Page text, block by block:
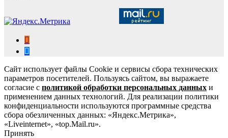
Сайт использует файлы Cookie и сервисы сбора технических
параметров посетителей. Пользуясь сайтом, вы выражаете
согласие с политикой обработки персональных данных и
применением данных технологий. Для реализации политики
конфиденциальности используются программные средства
сбора обезличенных данных: «Яндекс.Метрика»,
«Liveinternet», «top.Mail.ru».
Принять